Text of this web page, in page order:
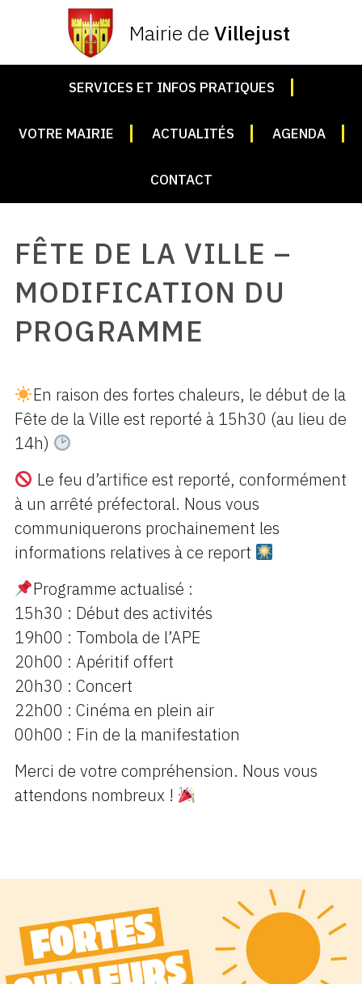
Mairie de Villejust
SERVICES ET INFOS PRATIQUES
VOTRE MAIRIE ACTUALITÉS AGENDA
CONTACT
FÊTE DE LA VILLE –
MODIFICATION DU
PROGRAMME
En raison des fortes chaleurs, le début de la
Fête de la Ville est reporté à 15h30 (au lieu de
14h)
Le feu d’artifice est reporté, conformément
à un arrêté préfectoral. Nous vous
communiquerons prochainement les
informations relatives à ce report
Programme actualisé :
15h30 : Début des activités
19h00 : Tombola de l’APE
20h00 : Apéritif offert
20h30 : Concert
22h00 : Cinéma en plein air
00h00 : Fin de la manifestation
Merci de votre compréhension. Nous vous
attendons nombreux !